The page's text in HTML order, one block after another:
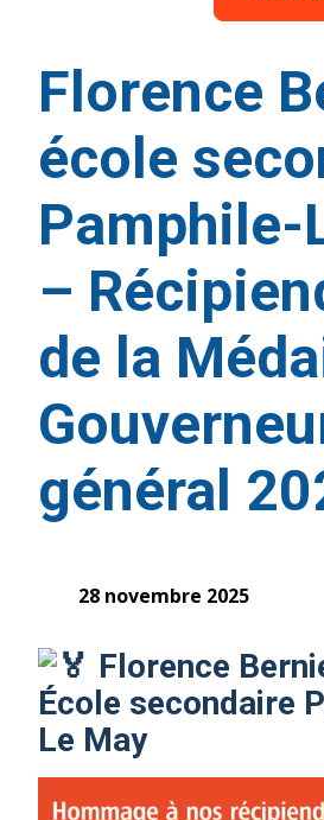
Florence
école
Pamphile-
–
de la
général
28 novembre 2025
Florence
École secondaire
Le May